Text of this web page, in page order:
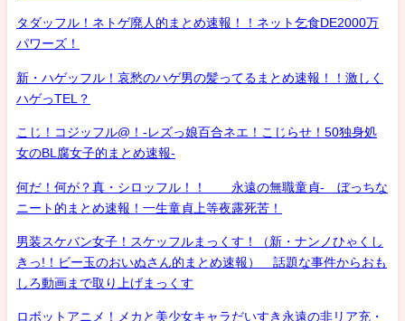
タダッフル！ネトゲ廃人的まとめ速報！！ネット乞食DE2000万
パワーズ！
新・ハゲッフル！哀愁のハゲ男の髪ってるまとめ速報！！激しく
ハゲっTEL？
こじ！コジッフル@！-レズっ娘百合ネエ！こじらせ！50独身処
女のBL腐女子的まとめ速報-
何だ！何が？真・シロッフル！！ 永遠の無職童貞- ぼっちな
ニート的まとめ速報！一生童貞上等夜露死苦！
男装スケバン女子！スケッフルまっくす！（新・ナンノひゃくし
きっ!！ビー玉のおいぬさん的まとめ速報） 話題な事件からおも
しろ動画まで取り上げまっくす
ロボットアニメ！メカと美少女キャラだいすき永遠の非リア充・